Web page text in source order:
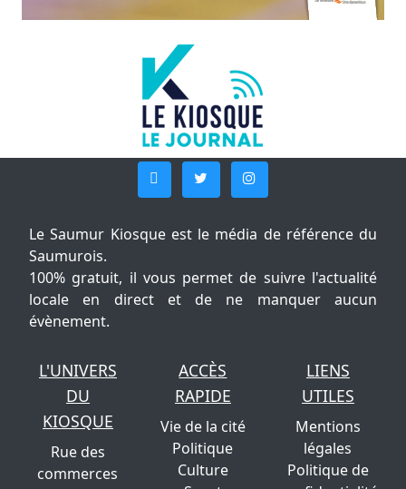
Le Saumur Kiosque est le média de référence du
Saumurois.
100% gratuit, il vous permet de suivre l'actualité
locale en direct et de ne manquer aucun
évènement.
L'UNIVERS
DU
KIOSQUE
Rue des
commerces
ACCÈS
RAPIDE
Vie de la cité
Politique
Culture
LIENS
UTILES
Mentions
légales
Politique de